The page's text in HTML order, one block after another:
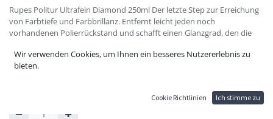
Rupes Politur Ultrafein Diamond 250ml Der letzte Step zur Erreichung
von Farbtiefe und Farbbrillanz. Entfernt leicht jeden noch
vorhandenen Polierrückstand und schafft einen Glanzgrad, den die
10,36
Wir verwenden Cookies, um Ihnen ein besseres Nutzererlebnis zu
bieten.
Cookie Richtlinien Ich stimme zu